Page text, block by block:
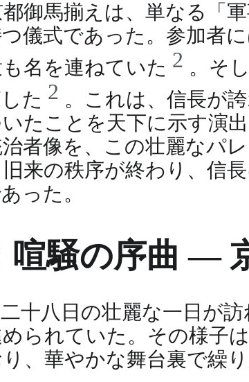
御馬揃えは、単なる「
儀式であった。参加者
名を連ねていた 2 。そ
た 2 。これは、信長が
たことを天下に示す演
者像を、この壮麗なパ
来の秩序が終わり、信
った。
喧騒の序曲 ―
十八日の壮麗な一日が
られていた。その様子
、華やかな舞台裏で繰